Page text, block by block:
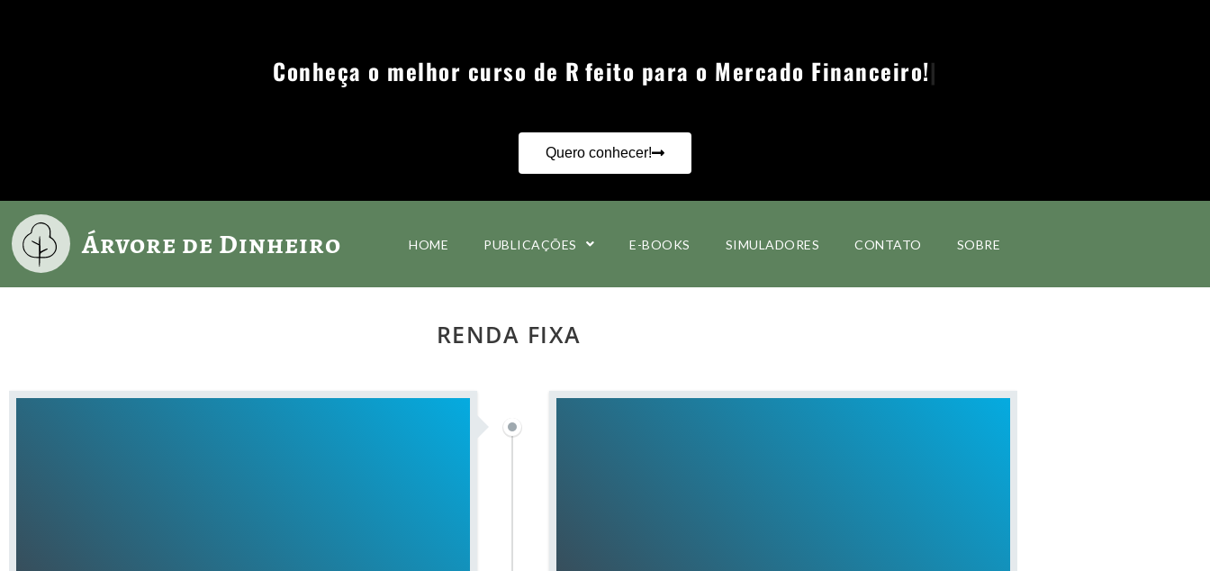
Conheça o melhor curso de R
Quero conhecer!
Árvore de Dinheiro HOME PUBLICAÇÕES E-BOOKS SIMULADORES CONTATO SOBRE
RENDA FIXA